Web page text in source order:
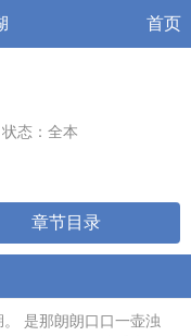
首页
状态：全本
章节目录
是那朗朗口口一壶浊